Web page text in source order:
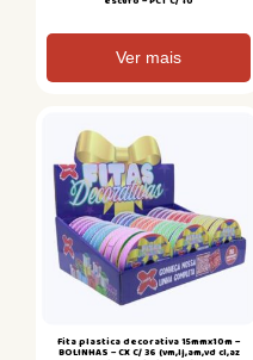
Ver mais
Fita plastica decorativa 15mmx10m –
BOLINHAS – CX C/ 36 (vm,lj,am,vd cl,az